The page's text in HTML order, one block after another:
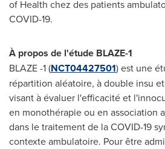
of Health chez des patients
COVID-19.
À propos de l'étude BLAZE-1
BLAZE -1 (NCT04427501) est une
répartition aléatoire, à double insu
visant à évaluer l'efficacité et
en monothérapie ou en association
dans le traitement de la COVID-19
contexte ambulatoire. Pour être